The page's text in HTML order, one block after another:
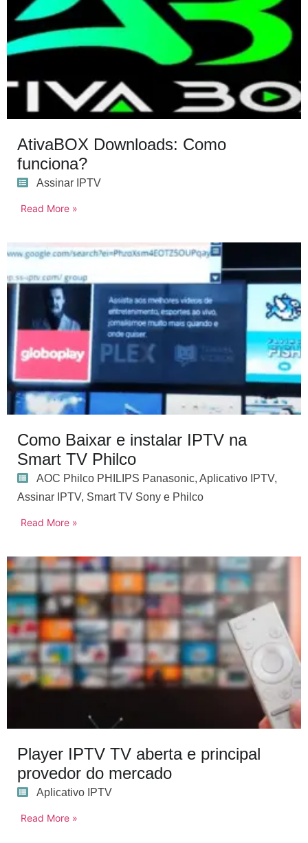
AtivaBOX Downloads: Como
funciona?
Assinar IPTV
Read More »
Como Baixar e instalar IPTV na
Smart TV Philco
AOC Philco PHILIPS Panasonic, Aplicativo IPTV,
Assinar IPTV, Smart TV Sony e Philco
Read More »
Player IPTV TV aberta e principal
provedor do mercado
Aplicativo IPTV
Read More »